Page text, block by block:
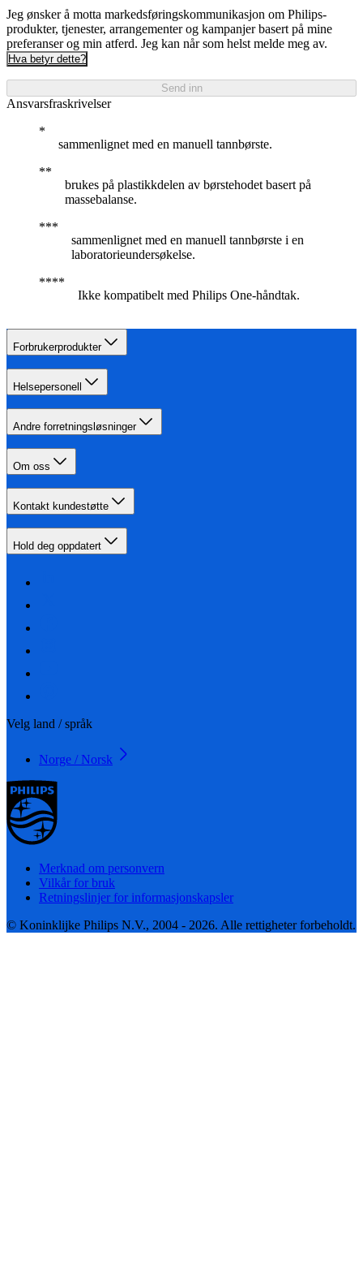
Jeg ønsker å motta markedsføringskommunikasjon om Philips-
produkter, tjenester, arrangementer og kampanjer basert på mine
preferanser og min atferd. Jeg kan når som helst melde meg av.
Hva betyr dette?
Send inn
Ansvarsfraskrivelser
sammenlignet med en manuell tannbørste.
brukes på plastikkdelen av børstehodet basert på
massebalanse.
sammenlignet med en manuell tannbørste i en
laboratorieundersøkelse.
Ikke kompatibelt med Philips One-håndtak.
Forbrukerprodukter
Helsepersonell
Andre forretningsløsninger
Om oss
Kontakt kundestøtte
Hold deg oppdatert
Velg land / språk
Norge / Norsk
Merknad om personvern
Vilkår for bruk
Retningslinjer for informasjonskapsler
© Koninklijke Philips N.V., 2004 - 2026. Alle rettigheter forbeholdt.